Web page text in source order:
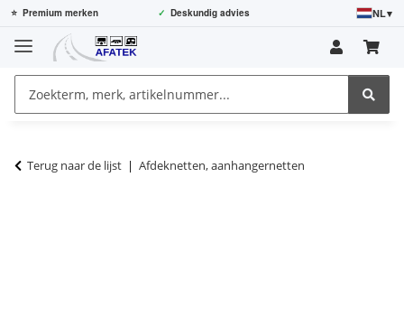
⭐ Premium merken ✓ Deskundig advies NL▾
Terug naar de lijst Afdeknetten, aanhangernetten